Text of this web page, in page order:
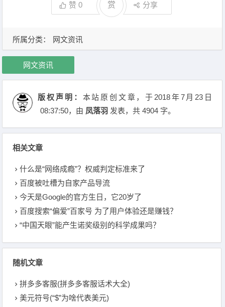
赞0 赏 分享
所属分类： 网文资讯
网文资讯
版权声明： 本站原创文章，于2018年7月23日
08:37:50，由 凤落羽 发表，共 4904 字。
相关文章
什么是“网络成瘾”？权威判定标准来了
百度被吐槽为自家产品导流
今天是Google的官方生日，它20岁了
百度搜索“偏爱”百家号 为了用户体验还是赚钱？
“中国天眼”能产生诺奖级别的科学成果吗？
随机文章
拼多多客服(拼多多客服话术大全)
美元符号(“$”为啥代表美元)